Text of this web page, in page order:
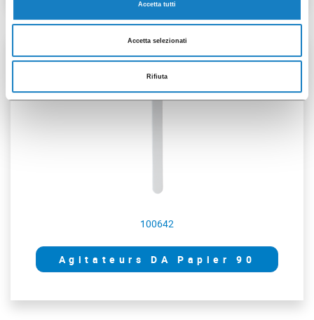
Accetta tutti
Accetta selezionati
Rifiuta
2500 pces
100642
Agitateurs DA Papier 90